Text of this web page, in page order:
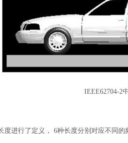
IEEE62704-2
度进行了定义， 6种长度分别对应不同